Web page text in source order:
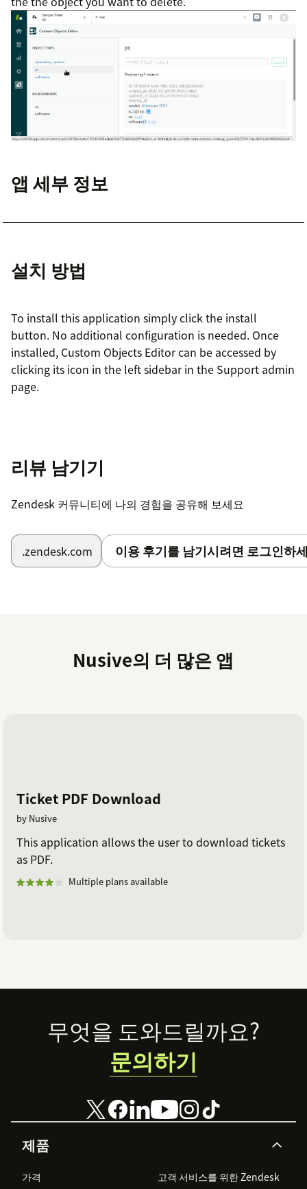
앱 세부 정보
설치 방법
To install this application simply click the install
button. No additional configuration is needed. Once
installed, Custom Objects Editor can be accessed by
clicking its icon in the left sidebar in the Support admin
page.
리뷰 남기기
Zendesk 커뮤니티에 나의 경험을 공유해 보세요
.zendesk.com 이용 후기를 남기시려면 로그인하
Nusive의 더 많은 앱
Ticket PDF Download
by Nusive
This application allows the user to download tickets
as PDF.
Multiple plans available
Footer
제품
가격
고객 서비스를 위한 Zendesk
무엇을 도와드릴까요?
문의하기